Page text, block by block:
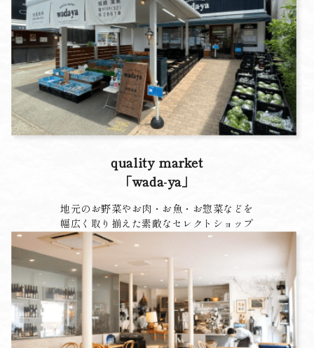
quality market
「wada-ya」
地元のお野菜やお肉・お魚・お惣菜などを
幅広く取り揃えた素敵なセレクトショップ